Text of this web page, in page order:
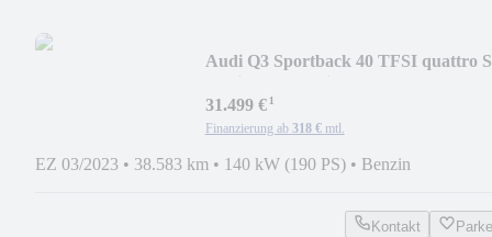
Audi Q3 Sportback 40 TFSI quattro S
31.499 €¹
Finanzierung ab 318 € mtl.
EZ 03/2023 • 38.583 km • 140 kW (190 PS) • Benzin
Kontakt